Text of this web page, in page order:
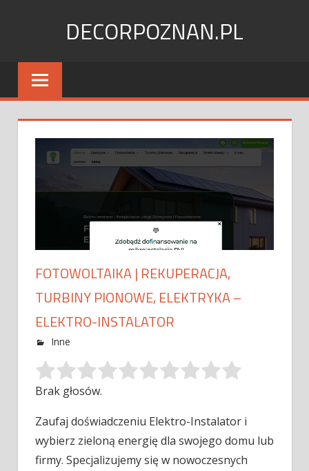
DECORPOZNAN.PL
FOTOWOLTAIKA | REKUPERACJA,
TURBINY PIONOWE, ELEKTRYKA –
ELEKTRO-INSTALATOR
Inne
Brak głosów.
Zaufaj doświadczeniu Elektro-Instalator i
wybierz zieloną energię dla swojego domu lub
firmy. Specjalizujemy się w nowoczesnych